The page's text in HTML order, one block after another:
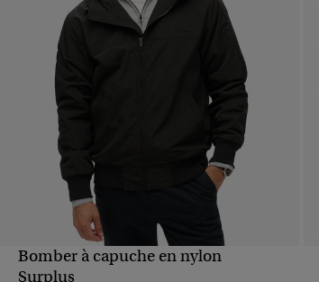
APERÇU RAPIDE
Bomber à capuche en nylon
Surplus